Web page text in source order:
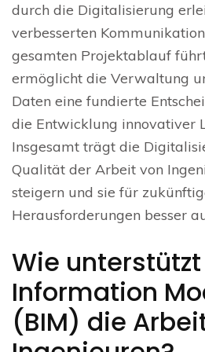
durch die Digitalisierung
verbesserten
gesamten Projektablauf
ermöglicht die Verwaltung
Daten eine fundierte
die Entwicklung innovativer
Insgesamt trägt die
Qualität der Arbeit von
steigern und sie für
Herausforderungen besser
Wie
Information
(BIM) die